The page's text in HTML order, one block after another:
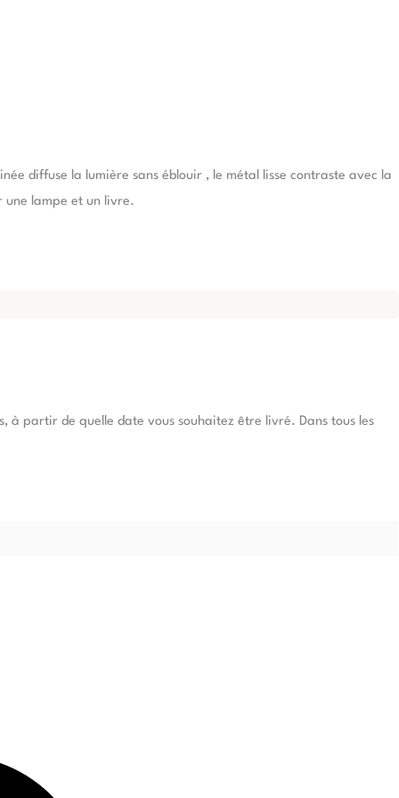
diffuse la lumière sans éblouir , le métal lisse contraste avec la
une lampe et un livre.
à partir de quelle date vous souhaitez être livré. Dans tous les